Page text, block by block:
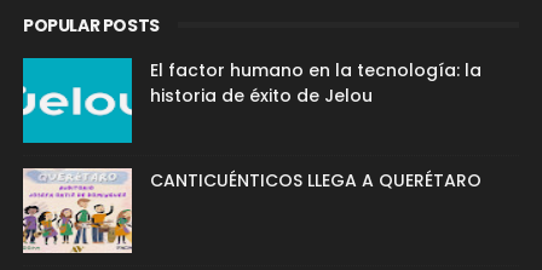
POPULAR POSTS
El factor humano en la tecnología: la
historia de éxito de Jelou
CANTICUÉNTICOS LLEGA A QUERÉTARO